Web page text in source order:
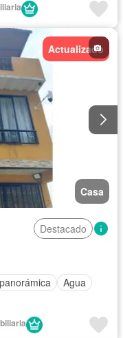
Actualizado
Casa
Destacado
Agua